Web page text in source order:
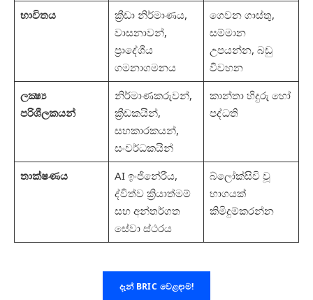
භාවිතය
ක්‍රීඩා නිර්මාණය,
වාසනාවන්,
ප්‍රාදේශීය
ගමනාගමනය
ගෙවන ගාස්තු,
සම්මාන
උපයන්න, බඩු
විවහන
ලක්‍ෂ්‍ය
පරිශීලකයන්
නිර්මාණකරුවන්,
ක්‍රීඩකයින්,
සහකාරකයන්,
සංවර්ධකයින්
කාන්තා හිදුරු හෝ
පද්ධති
තාක්ෂණය
AI ඉංජිනේරීය,
ද්විත්ව ක්‍රියාත්මම්
සහ අන්තර්ගත
සේවා ස්ථරය
බ්ලෝක්සිවි වූ
භාගයක්
කිමිදුම්කරන්න
දැන් BRIC වෙළඳාම!